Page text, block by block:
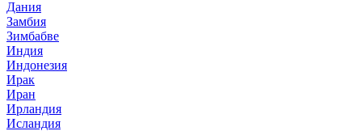
Дания
Замбия
Зимбабве
Индия
Индонезия
Ирак
Иран
Ирландия
Исландия